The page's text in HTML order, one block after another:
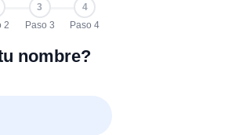
2
3
Paso 3
4
Paso 4
nombre?